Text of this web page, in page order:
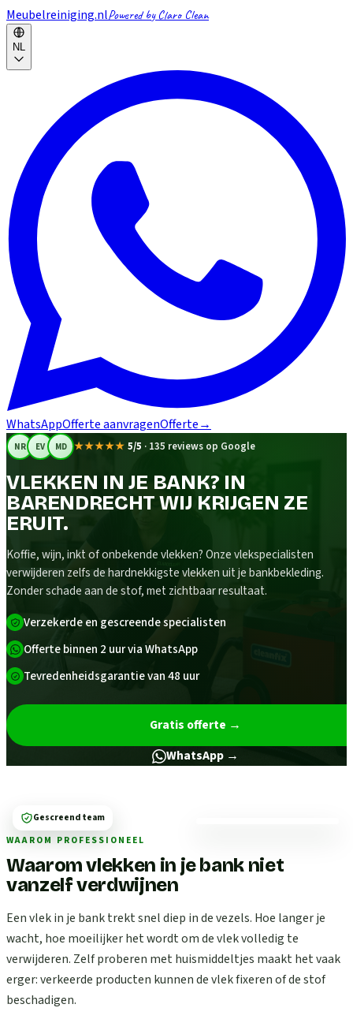
Meubelreiniging.nlPowered by Claro Clean
NL
WhatsAppOfferte aanvragenOfferte→
NR EV MD ★★★★★ 5/5 · 135 reviews op Google
VLEKKEN IN JE BANK? IN
BARENDRECHT WIJ KRIJGEN ZE
ERUIT.
Koffie, wijn, inkt of onbekende vlekken? Onze vlekspecialisten
verwijderen zelfs de hardnekkigste vlekken uit je bankbekleding.
Zonder schade aan de stof, met zichtbaar resultaat.
Verzekerde en gescreende specialisten
Offerte binnen 2 uur via WhatsApp
Tevredenheidsgarantie van 48 uur
Gratis offerte →
WhatsApp →
WAAROM PROFESSIONEEL
Waarom vlekken in je bank niet
vanzelf verdwijnen
Een vlek in je bank trekt snel diep in de vezels. Hoe langer je
wacht, hoe moeilijker het wordt om de vlek volledig te
verwijderen. Zelf proberen met huismiddeltjes maakt het vaak
erger: verkeerde producten kunnen de vlek fixeren of de stof
beschadigen.
Gescreend team